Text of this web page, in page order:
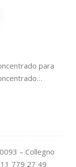
para
– Collegno
779 27 49